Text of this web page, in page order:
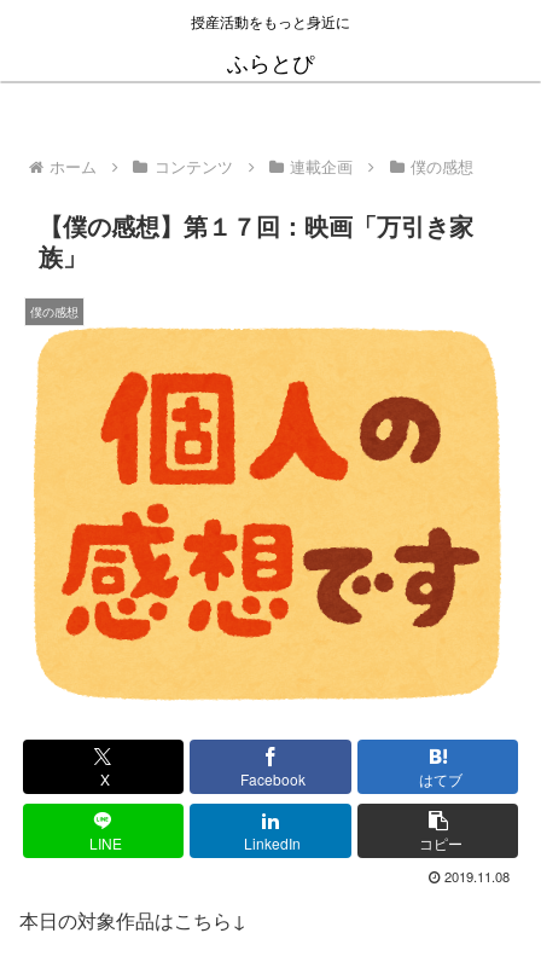
授産活動をもっと身近に
ふらとぴ
ホーム コンテンツ 連載企画 僕の感想
【僕の感想】第１７回：映画「万引き家
族」
僕の感想
X Facebook はてブ
LINE LinkedIn コピー
2019.11.08
本日の対象作品はこちら↓